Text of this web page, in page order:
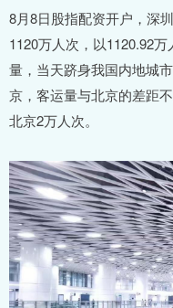
8月8日股指配资开户，深
1120万人次，以1120.92
量，当天跻身我国内地城
京，客运量与北京的差距
北京2万人次。